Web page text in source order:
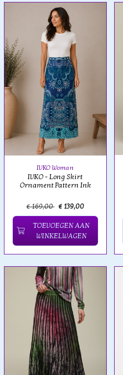
IVKO Woman
IVKO - Long Skirt
Ornament Pattern Ink
€ 169,00 € 139,00
TOEVOEGEN AAN
WINKELWAGEN